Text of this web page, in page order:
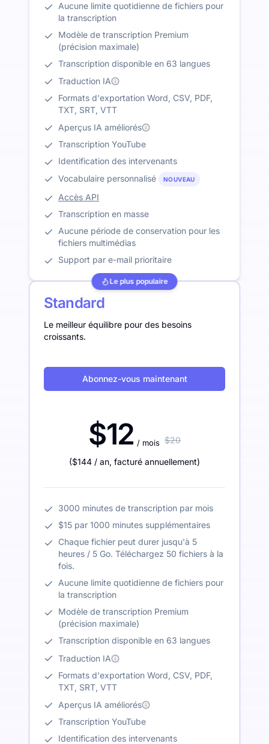
Aucune limite quotidienne de fichiers pour
la transcription
Modèle de transcription Premium
(précision maximale)
Transcription disponible en 63 langues
Traduction IA
Formats d'exportation Word, CSV, PDF,
TXT, SRT, VTT
Aperçus IA améliorés
Transcription YouTube
Identification des intervenants
Vocabulaire personnalisé
NOUVEAU
Accès API
Transcription en masse
Aucune période de conservation pour les
fichiers multimédias
Support par e-mail prioritaire
Le plus populaire
Standard
Le meilleur équilibre pour des besoins
croissants.
Abonnez-vous maintenant
$12 / mois $20
($144 / an, facturé annuellement)
3000 minutes de transcription par mois
$15 par 1000 minutes supplémentaires
Chaque fichier peut durer jusqu'à 5
heures / 5 Go. Téléchargez 50 fichiers à la
fois.
Aucune limite quotidienne de fichiers pour
la transcription
Modèle de transcription Premium
(précision maximale)
Transcription disponible en 63 langues
Traduction IA
Formats d'exportation Word, CSV, PDF,
TXT, SRT, VTT
Aperçus IA améliorés
Transcription YouTube
Identification des intervenants